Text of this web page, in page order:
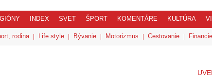
INDEX SVET ŠPORT KOMENTÁRE KULTÚRA
rodina Life style Bývanie Motorizmus Cestovanie Financie